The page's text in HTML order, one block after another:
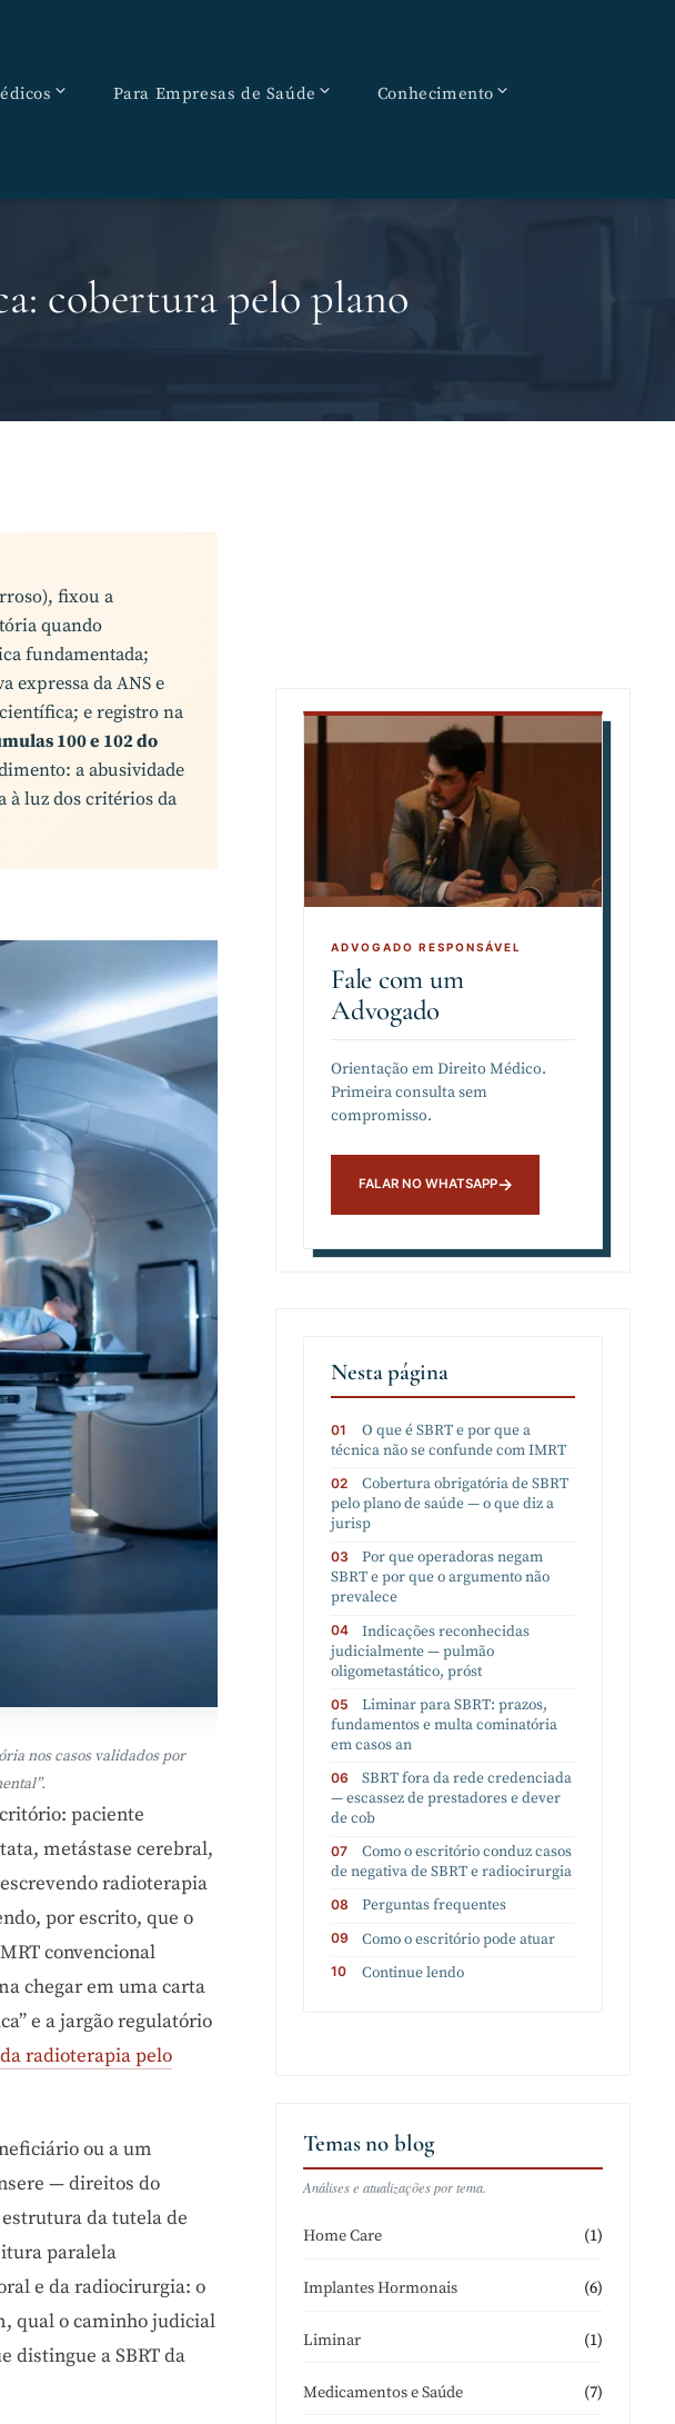
Para Empresas de Saúde Conhecimento
cobertura pelo plano
fixou a
quando
fundamentada;
expressa da ANS e
e registro na
100 e 102 do
a abusividade
à luz dos critérios da
nos casos validados por
paciente
metástase cerebral,
radioterapia
por escrito, que o
convencional
chegar em uma carta
e a jargão regulatório
radioterapia pelo
ou a um
— direitos do
da tutela de
paralela
e da radiocirurgia: o
qual o caminho judicial
distingue a SBRT da
Fale com um
Advogado
Orientação em Direito Médico.
Primeira consulta sem
compromisso.
Nesta página
O que é SBRT e por que a
técnica não se confunde com IMRT
Cobertura obrigatória de SBRT
pelo plano de saúde — o que diz a
jurisp
Por que operadoras negam
SBRT e por que o argumento não
prevalece
Indicações reconhecidas
judicialmente — pulmão
oligometastático, próst
Liminar para SBRT: prazos,
fundamentos e multa cominatória
em casos an
SBRT fora da rede credenciada
— escassez de prestadores e dever
de cob
Como o escritório conduz casos
de negativa de SBRT e radiocirurgia
Perguntas frequentes
Como o escritório pode atuar
Continue lendo
Temas no blog
Análises e atualizações por tema.
Home Care (1)
Implantes Hormonais (6)
Liminar (1)
Medicamentos e Saúde (7)